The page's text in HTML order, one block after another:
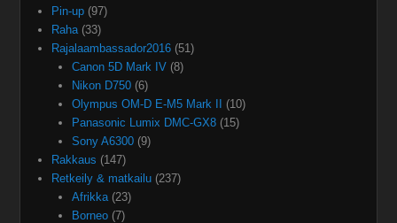
Pin-up (97)
Raha (33)
Rajalaambassador2016 (51)
Canon 5D Mark IV(8)
Nikon D750(6)
Olympus OM-D E-M5 Mark II (10)
Panasonic Lumix DMC-GX8(15)
Sony A6300(9)
Rakkaus (147)
Retkeily & matkailu (237)
Afrikka(23)
Borneo(7)